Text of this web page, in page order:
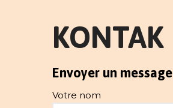
KONTAK
Envoyer un message
Votre nom